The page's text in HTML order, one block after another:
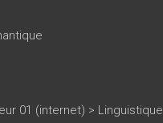
01 (internet) > Linguistique